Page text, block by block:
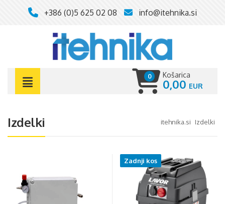
+386 (0)5 625 02 08 info@itehnika.si
Košarica
0
0,00
itehnika.si izdelki
Izdelki
Zadnji kos